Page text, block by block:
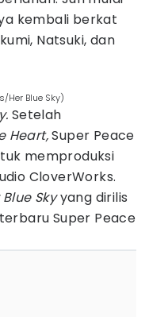
kembali berkat
Natsuki, dan
Her Blue Sky)
Setelah
Heart,Super Peace
memproduksi
CloverWorks.
Blue Skyyang dirilis
Super Peace